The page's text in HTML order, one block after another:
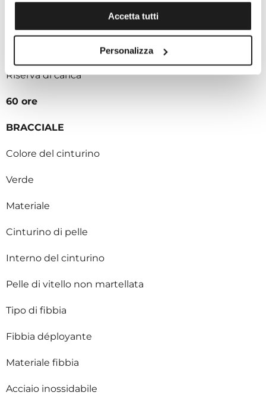
Accetta tutti
Personalizza
Riserva di carica
60 ore
BRACCIALE
Colore del cinturino
Verde
Materiale
Cinturino di pelle
Interno del cinturino
Pelle di vitello non martellata
Tipo di fibbia
Fibbia déployante
Materiale fibbia
Acciaio inossidabile